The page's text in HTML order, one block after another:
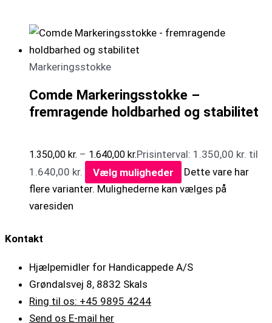
Markeringsstokke
Comde Markeringsstokke –
fremragende holdbarhed og stabilitet
1.350,00 kr. – 1.640,00 kr.Prisinterval: 1.350,00 kr. til
1.640,00 kr.
Vælg muligheder
Dette vare har
flere varianter. Mulighederne kan vælges på
varesiden
Kontakt
Hjælpemidler for Handicappede A/S
Grøndalsvej 8, 8832 Skals
Ring til os: +45 9895 4244
Send os E-mail her